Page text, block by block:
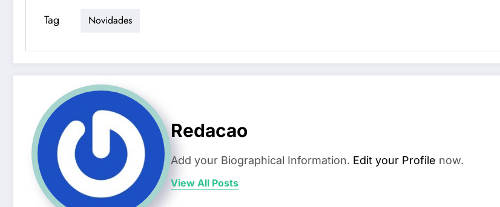
Tag Novidades
Redacao
Add your Biographical Information. Edit your Profile now.
View All Posts